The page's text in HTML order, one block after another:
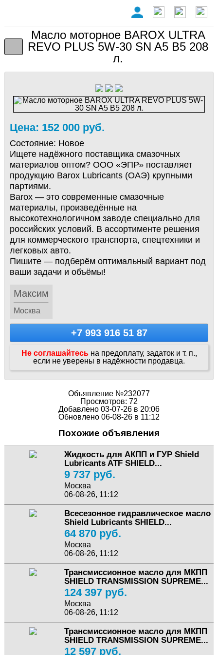
Масло моторное BAROX ULTRA
REVO PLUS 5W-30 SN A5 B5 208
л.
Цена: 152 000 руб.
Состояние: Новое
Ищете надёжного поставщика смазочных
материалов оптом? ООО «ЭПР» поставляет
продукцию Barox Lubricants (ОАЭ) крупными
партиями.
Barox — это современные смазочные
материалы, произведённые на
высокотехнологичном заводе специально для
российских условий. В ассортименте решения
для коммерческого транспорта, спецтехники и
легковых авто.
Пишите — подберём оптимальный вариант под
ваши задачи и объёмы!
Максим
Москва
+7 993 916 51 87
Не соглашайтесь на предоплату, задаток и т. п.,
если не уверены в надёжности продавца.
Объявление №232077
Просмотров: 72
Добавлено 03-07-26 в 20:06
Обновлено 06-08-26 в 11:12
Похожие объявления
Жидкость для АКПП и ГУР Shield
Lubricants ATF SHIELD...
9 737 руб.
Москва
06-08-26, 11:12
Всесезонное гидравлическое масло
Shield Lubricants SHIELD...
64 870 руб.
Москва
06-08-26, 11:12
Трансмиссионное масло для МКПП
SHIELD TRANSMISSION SUPREME...
124 397 руб.
Москва
06-08-26, 11:12
Трансмиссионное масло для МКПП
SHIELD TRANSMISSION SUPREME...
12 597 руб.